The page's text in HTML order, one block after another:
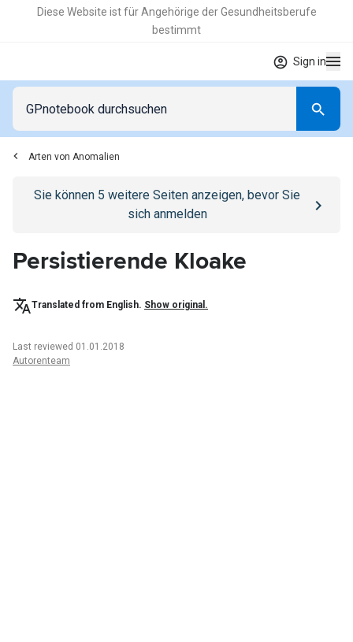
Diese Website ist für Angehörige der Gesundheitsberufe
bestimmt
Sign in
Arten von Anomalien
Go to/anmeldenpage
Sie können 5 weitere Seiten anzeigen, bevor Sie
sich anmelden
Persistierende Kloake
Translated from English. Show original.
Last reviewed 01.01.2018
Autorenteam